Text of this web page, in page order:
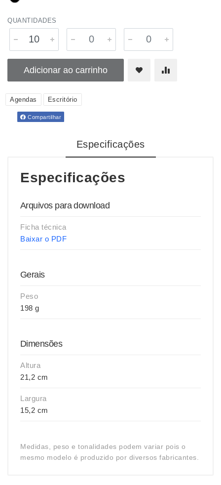
QUANTIDADES
Adicionar ao carrinho
Agendas Escritório
Compartilhar
Especificações
Especificações
Arquivos para download
Ficha técnica
Baixar o PDF
Gerais
Peso
198 g
Dimensões
Altura
21,2 cm
Largura
15,2 cm
Medidas, peso e tonalidades podem variar pois o
mesmo modelo é produzido por diversos fabricantes.